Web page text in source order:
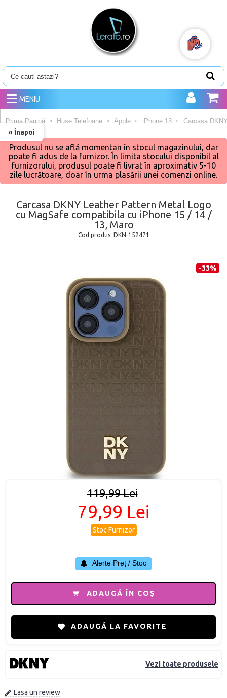
MENIU
« Înapoi
Prima Pagină Huse Telefoane Apple iPhone 13 Carcasa
Produsul nu se află momentan în stocul magazinului, dar
poate fi adus de la furnizor. În limita stocului disponibil al
furnizorului, produsul poate fi livrat în aproximativ 5-10
zile lucrătoare, doar în urma plasării unei comenzi online.
Carcasa DKNY Leather Pattern Metal Logo
cu MagSafe compatibila cu iPhone 15 / 14 /
13, Maro
Cod produs: DKN-152471
-33%
Vezi toate produsele
Lasa un review
119,99 Lei
79,99 Lei
Stoc Furnizor
Alerte Preț / Stoc
ADAUGĂ ÎN COŞ
ADAUGĂ LA FAVORITE